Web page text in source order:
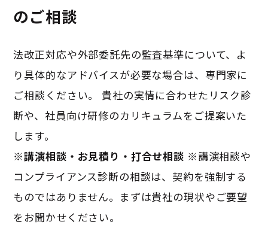
のご相談
法改正対応や外部委託先の監査基準について、よ
り具体的なアドバイスが必要な場合は、専門家に
ご相談ください。 貴社の実情に合わせたリスク診
断や、社員向け研修のカリキュラムをご提案いた
します。
※講演相談・お見積り・打合せ相談 ※講演相談や
コンプライアンス診断の相談は、契約を強制する
ものではありません。まずは貴社の現状やご要望
をお聞かせください。